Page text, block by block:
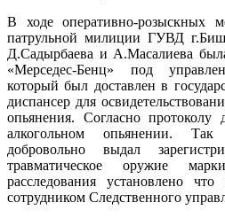
В ходе оперативно-розыскных
патрульной милиции ГУВД
Д.Садырбаева и А.Масалиева
«Мерседес-Бенц» под
который был доставлен в
диспансер для
опьянения. Согласно
алкогольном опьянении.
добровольно выдал
травматическое оружие
расследования установлено
сотрудником Следственного